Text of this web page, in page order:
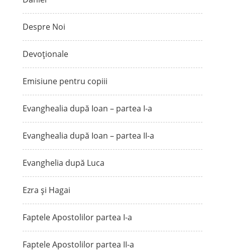
Despre Noi
Devoționale
Emisiune pentru copiii
Evanghealia după Ioan – partea I-a
Evanghealia după Ioan – partea II-a
Evanghelia după Luca
Ezra și Hagai
Faptele Apostolilor partea I-a
Faptele Apostolilor partea II-a